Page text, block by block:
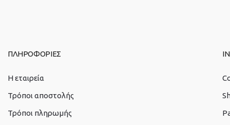
ΠΛΗΡΟΦΟΡΙΕΣ
Η εταιρεία
Τρόποι αποστολής
Τρόποι πληρωμής